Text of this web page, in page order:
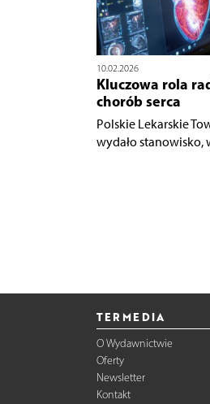
10.02.2026
Kluczowa rola
chorób serca
Polskie Lekarskie
wydało stanowisko,
TERMEDIA
O Wydawnictwie
Oferty
Newsletter
Kontakt